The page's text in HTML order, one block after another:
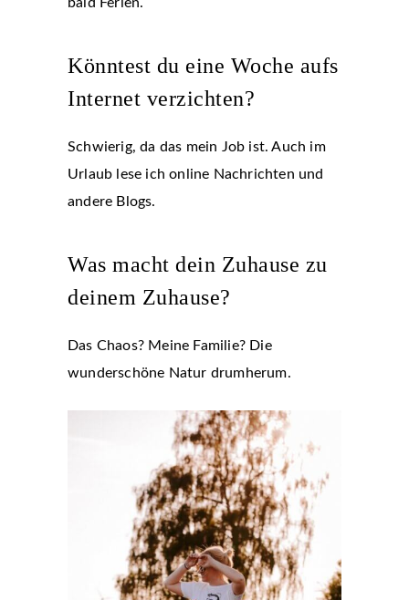
bald Ferien.
Könntest du eine Woche aufs
Internet verzichten?
Schwierig, da das mein Job ist. Auch im
Urlaub lese ich online Nachrichten und
andere Blogs.
Was macht dein Zuhause zu
deinem Zuhause?
Das Chaos? Meine Familie? Die
wunderschöne Natur drumherum.